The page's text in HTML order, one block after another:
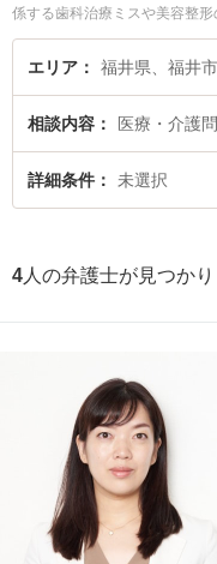
係する歯科治療ミスや美容整
の絞り込み検索もでき便利で
士法人福井ひかり総合法律事
に弁護士に相談したい』『医
くの弁護士を検索したい』『
きる福井市内の弁護士に相談
エリア 福井県、福井市
相談内容 医療・介護
詳細条件 未選択
4 人の弁護士が見つか